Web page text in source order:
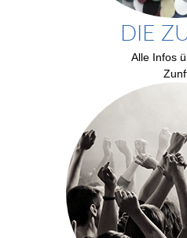
DIE
Alle Infos